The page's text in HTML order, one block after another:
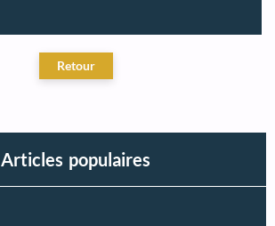
Articles populaires